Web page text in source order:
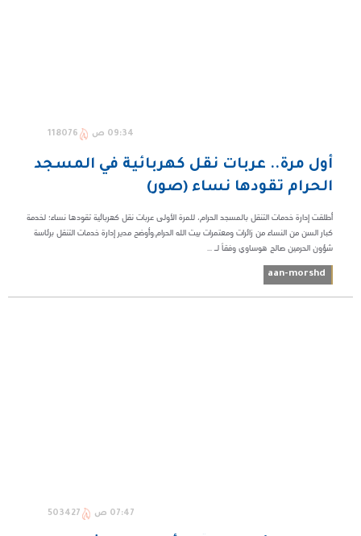
09:34 ص 118076
أول مرة.. عربات نقل كهربائية في المسجد
الحرام تقودها نساء (صور)
أطلقت إدارة خدمات التنقل بالمسجد الحرام، للمرة الأولى عربات نقل كهربائية تقودها نساء؛ لخدمة
كبار السن من النساء من زائرات ومعتمرات بيت الله الحرام.وأوضح مدير إدارة خدمات التنقل برئاسة
شؤون الحرمين صالح هوساوي وفقاً لـ ...
aan-morshd
07:47 ص 503427